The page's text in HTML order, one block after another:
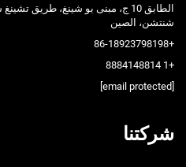
شنتشن، الصين
+86-18923798198
+1 8884148814
[email protected]
شركتنا